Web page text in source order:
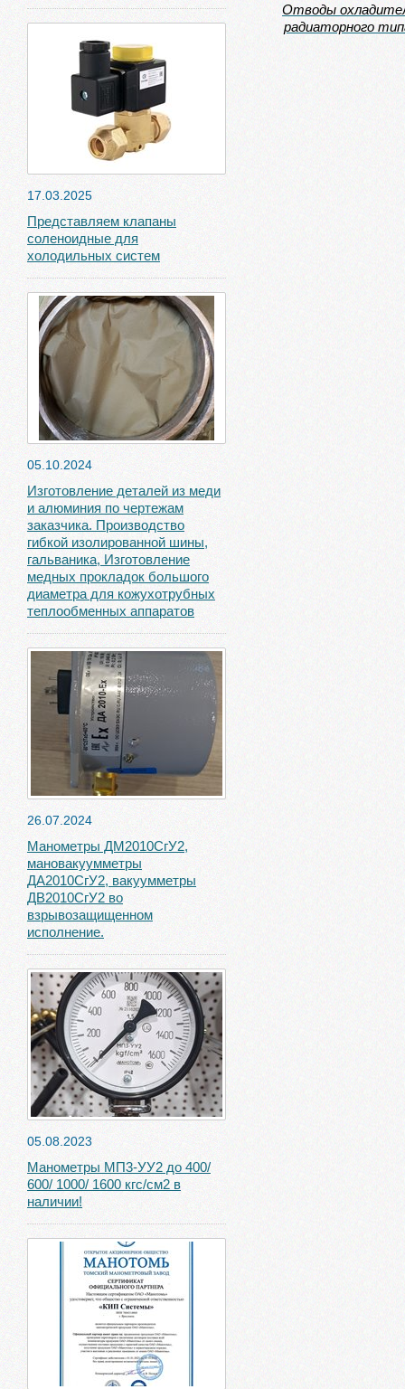
17.03.2025
Представляем клапаны
соленоидные для
холодильных систем
05.10.2024
Изготовление деталей из меди
и алюминия по чертежам
заказчика. Производство
гибкой изолированной шины,
гальваника, Изготовление
медных прокладок большого
диаметра для кожухотрубных
теплообменных аппаратов
26.07.2024
Манометры ДМ2010СгУ2,
мановакуумметры
ДА2010СгУ2, вакуумметры
ДВ2010СгУ2 во
взрывозащищенном
исполнение.
05.08.2023
Манометры МП3-УУ2 до 400/
600/ 1000/ 1600 кгс/см2 в
наличии!
Отводы
радиаторного